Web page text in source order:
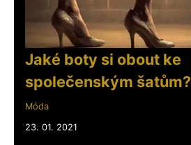
Jaké boty si obout ke
společenským šatům?
Móda
23. 01. 2021